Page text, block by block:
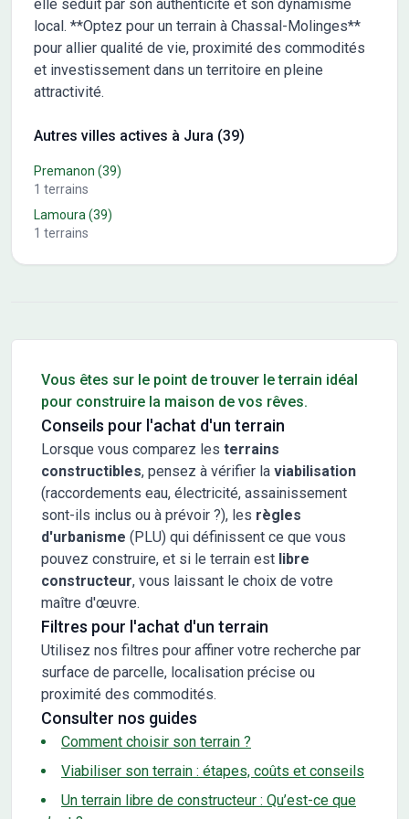
elle séduit par son authenticité et son dynamisme
local. **Optez pour un terrain à Chassal-Molinges**
pour allier qualité de vie, proximité des commodités
et investissement dans un territoire en pleine
attractivité.
Autres villes actives à Jura (39)
Premanon (39)
1 terrains
Lamoura (39)
1 terrains
Vous êtes sur le point de trouver le terrain idéal
pour construire la maison de vos rêves.
Conseils pour l'achat d'un terrain
Lorsque vous comparez les terrains
constructibles, pensez à vérifier la viabilisation
(raccordements eau, électricité, assainissement
sont-ils inclus ou à prévoir ?), les règles
d'urbanisme (PLU) qui définissent ce que vous
pouvez construire, et si le terrain est libre
constructeur, vous laissant le choix de votre
maître d'œuvre.
Filtres pour l'achat d'un terrain
Utilisez nos filtres pour affiner votre recherche par
surface de parcelle, localisation précise ou
proximité des commodités.
Consulter nos guides
Comment choisir son terrain ?
Viabiliser son terrain : étapes, coûts et conseils
Un terrain libre de constructeur : Qu’est-ce que